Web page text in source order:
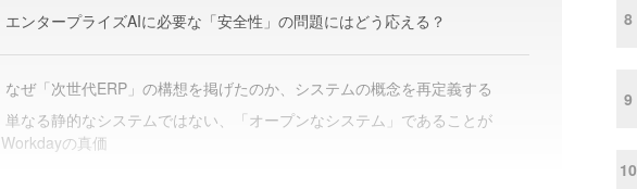
エンタープライズAIに必要な「安全性」の問題にはどう応える？
なぜ「次世代ERP」の構想を掲げたのか、システムの概念を再定義する
単なる静的なシステムではない、「オープンなシステム」であることが
Workdayの真価
8
9
10